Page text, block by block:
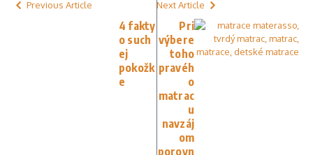
Previous Article
4 fakty
o such
ej
pokožk
e
Next Article
Pri
výbere
toho
pravéh
o
matrac
u
navzáj
om
porovn